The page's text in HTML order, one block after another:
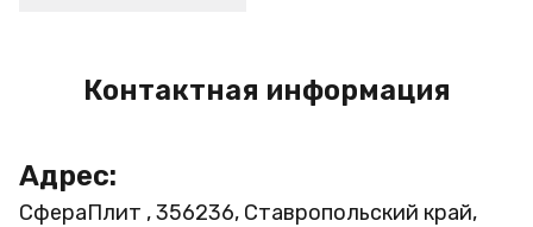
Контактная информация
Адрес:
СфераПлит , 356236, Ставропольский край,